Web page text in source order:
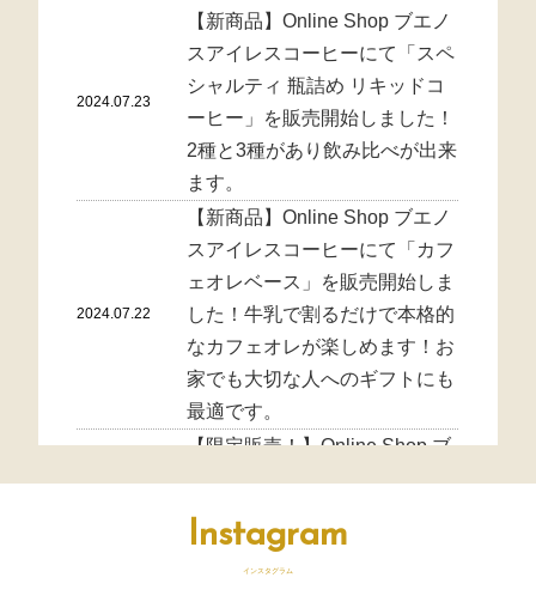
2024.07.23
【新商品】Online Shop ブエノ
スアイレスコーヒーにて「スペ
シャルティ 瓶詰め リキッドコ
ーヒー」を販売開始しました！
2種と3種があり飲み比べが出来
ます。
2024.07.22
【新商品】Online Shop ブエノ
スアイレスコーヒーにて「カフ
ェオレベース」を販売開始しま
した！牛乳で割るだけで本格的
なカフェオレが楽しめます！お
家でも大切な人へのギフトにも
最適です。
【限定販売！】Online Shop ブ
パッケージ＜ドリップバッグコ
ーヒー7杯分×15袋入り＞」を
Instagram
インスタグラム